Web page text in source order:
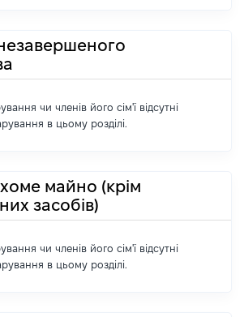
чи членів його сім'ї відсутні
в цьому розділі.
майно (крім
засобів)
чи членів його сім'ї відсутні
в цьому розділі.